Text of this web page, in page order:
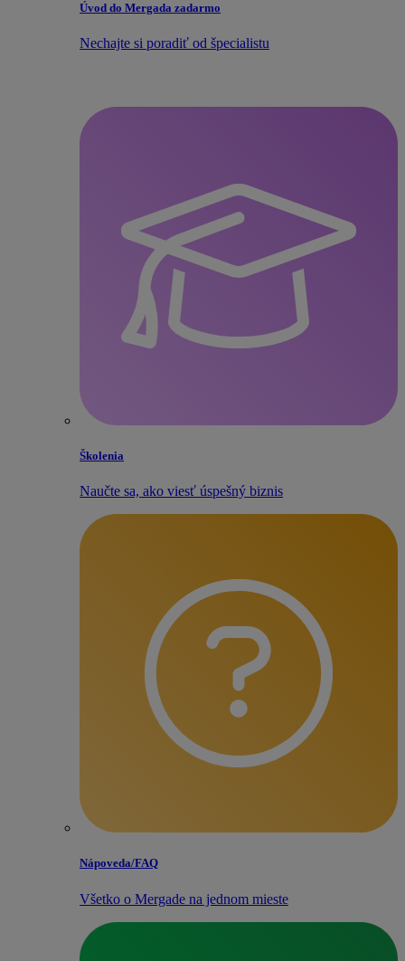
Úvod do Mergada zadarmo
Nechajte si poradiť od špecialistu
Školenia
Naučte sa, ako viesť úspešný biznis
Nápoveda/​FAQ
Všetko o Mergade na jednom mieste